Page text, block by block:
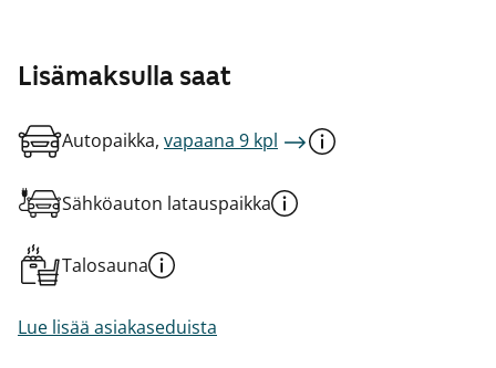
Lisämaksulla saat
Autopaikka, vapaana 9 kpl
Sähköauton latauspaikka
Talosauna
Lue lisää asiakaseduista